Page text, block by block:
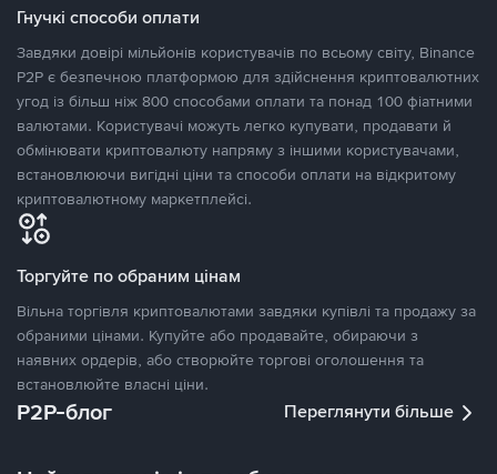
Гнучкі способи оплати
Завдяки довірі мільйонів користувачів по всьому світу, Binance
P2P є безпечною платформою для здійснення криптовалютних
угод із більш ніж 800 способами оплати та понад 100 фіатними
валютами. Користувачі можуть легко купувати, продавати й
обмінювати криптовалюту напряму з іншими користувачами,
встановлюючи вигідні ціни та способи оплати на відкритому
криптовалютному маркетплейсі.
Торгуйте по обраним цінам
Вільна торгівля криптовалютами завдяки купівлі та продажу за
обраними цінами. Купуйте або продавайте, обираючи з
наявних ордерів, або створюйте торгові оголошення та
встановлюйте власні ціни.
P2P-блог Переглянути більше